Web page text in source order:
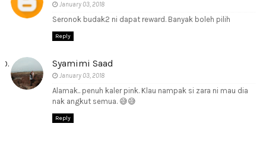
January 03, 2018
Seronok budak2 ni dapat reward. Banyak boleh pilih
Reply
Syamimi Saad
January 03, 2018
Alamak.. penuh kaler pink. Klau nampak si zara ni mau dia
nak angkut semua. 😅😅
Reply